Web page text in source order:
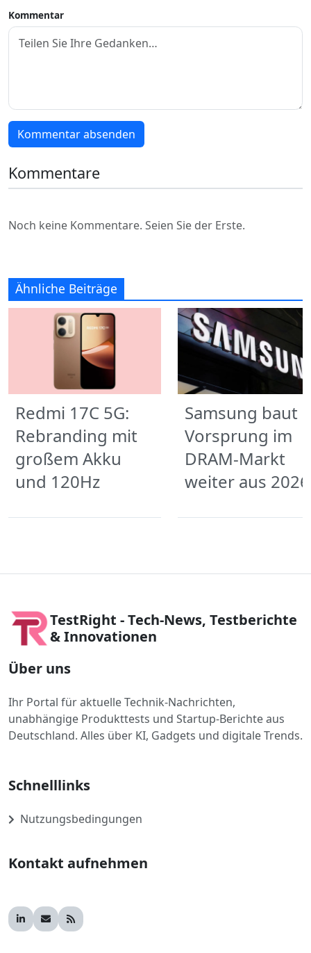
Kommentar
Kommentar absenden
Kommentare
Noch keine Kommentare. Seien Sie der Erste.
Ähnliche Beiträge
Redmi 17C 5G:
Rebranding mit
großem Akku
und 120Hz
Samsung baut
Vorsprung im
DRAM-Markt
weiter aus 2026
TestRight - Tech-News, Testberichte
& Innovationen
Über uns
Ihr Portal für aktuelle Technik-Nachrichten,
unabhängige Produkttests und Startup-Berichte aus
Deutschland. Alles über KI, Gadgets und digitale Trends.
Schnelllinks
Nutzungsbedingungen
Kontakt aufnehmen